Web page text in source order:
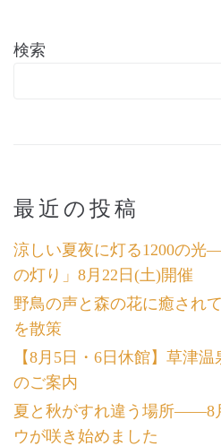
検索
最近の投稿
涼しい夏夜に灯る1200の
の灯り」8月22日(土)開催
野鳥の声と森の花に癒され
を散策
【8月5日・6日休館】草津
のご案内
夏と秋がすれ違う場所――8
ウが咲き始めました